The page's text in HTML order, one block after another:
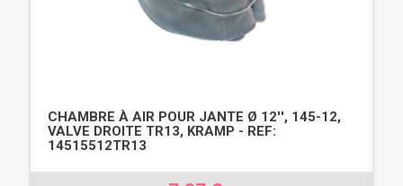
CHAMBRE À AIR POUR JANTE Ø 12'', 145-12,
VALVE DROITE TR13, KRAMP - REF:
14515512TR13